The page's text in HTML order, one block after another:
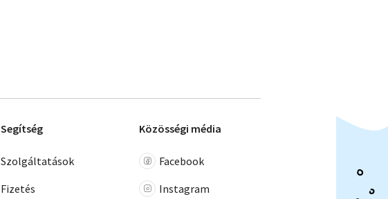
Segítség
Szolgáltatások
Fizetés
Közösségi média
Facebook
Instagram